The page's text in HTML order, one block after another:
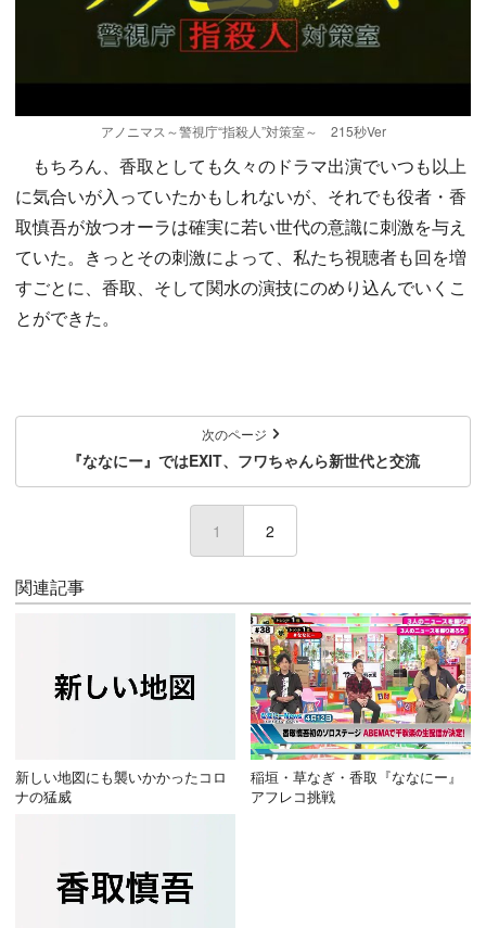
アノニマス～警視庁“指殺人”対策室～ 215秒Ver
もちろん、香取としても久々のドラマ出演でいつも以上
に気合いが入っていたかもしれないが、それでも役者・香
取慎吾が放つオーラは確実に若い世代の意識に刺激を与え
ていた。きっとその刺激によって、私たち視聴者も回を増
すごとに、香取、そして関水の演技にのめり込んでいくこ
とができた。
次のページ
『ななにー』ではEXIT、フワちゃんら新世代と交流
1 (current)
2
関連記事
新しい地図にも襲いかかったコロ
ナの猛威
稲垣・草なぎ・香取『ななにー』
アフレコ挑戦